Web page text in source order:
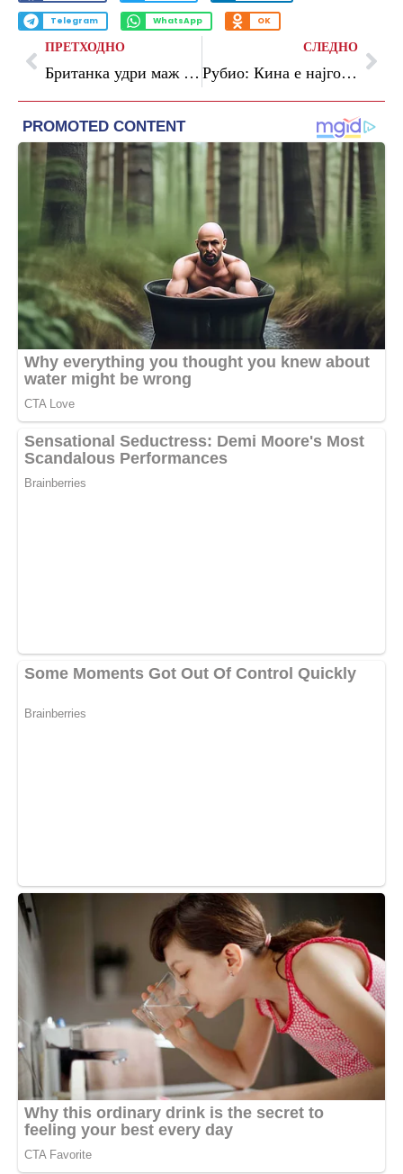
Telegram WhatsApp OK
ПРЕТХОДНО
Британка удри маж на скијање на Алпите и почина, тој ја скрши ногата
СЛЕДНО
Рубио: Кина е најголемата закана за САД